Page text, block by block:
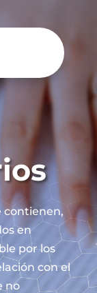
contienen,
en
por los
con el
no